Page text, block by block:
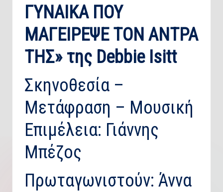
ΓΥΝΑΙΚΑ ΠΟΥ
ΜΑΓΕΙΡΕΨΕ ΤΟΝ ΑΝΤΡΑ
ΤΗΣ» της Debbie Isitt
Σκηνοθεσία –
Μετάφραση – Μουσική
Επιμέλεια: Γιάννης
Μπέζος
Πρωταγωνιστούν: Άννα